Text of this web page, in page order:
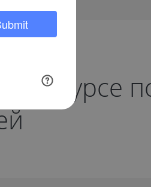
в курсе